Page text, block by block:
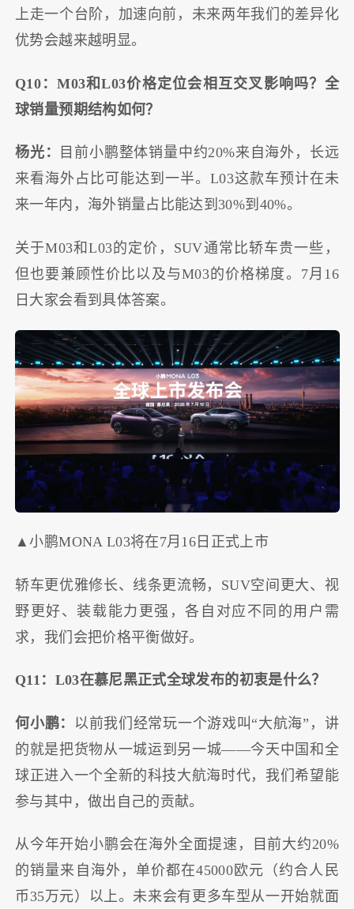
上走一个台阶，加速向前，未来两年我们的差异化
优势会越来越明显。
Q10：M03和L03价格定位会相互交叉影响吗？全
球销量预期结构如何？
杨光：
目前小鹏整体销量中约20%来自海外，长远
来看海外占比可能达到一半。L03这款车预计在未
来一年内，海外销量占比能达到30%到40%。
关于M03和L03的定价，SUV通常比轿车贵一些，
但也要兼顾性价比以及与M03的价格梯度。7月16
日大家会看到具体答案。
▲小鹏MONA L03将在7月16日正式上市
轿车更优雅修长、线条更流畅，SUV空间更大、视
野更好、装载能力更强，各自对应不同的用户需
求，我们会把价格平衡做好。
Q11：L03在慕尼黑正式全球发布的初衷是什么？
何小鹏：
以前我们经常玩一个游戏叫“大航海”，讲
的就是把货物从一城运到另一城——今天中国和全
球正进入一个全新的科技大航海时代，我们希望能
参与其中，做出自己的贡献。
从今年开始小鹏会在海外全面提速，目前大约20%
的销量来自海外，单价都在45000欧元（约合人民
币35万元）以上。未来会有更多车型从一开始就面